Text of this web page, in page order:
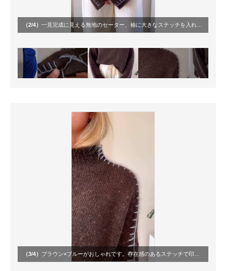
（2/4） 一見完成に見える無地のセーター、袖に大きなステッチを入れアクセントに
（3/4） ブラウン×ブルーがおしゃれです。存在感のあるステッチで印象が変わります